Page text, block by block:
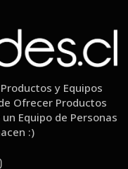
y Equipos
Ofrecer Productos
Equipo de Personas
:)